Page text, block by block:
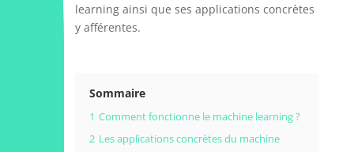
learning ainsi que ses applications concrètes
y afférentes.
Sommaire
1 Comment fonctionne le machine learning ?
2 Les applications concrètes du machine